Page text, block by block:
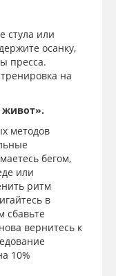
стула или
осанку,
пресса.
на
живот».
методов
бегом,
или
ритм
в
сбавьте
вернитесь к
10%